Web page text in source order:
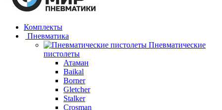
Комплекты
Пневматика
Пневматические
пистолеты
Атаман
Baikal
Borner
Gletcher
Stalker
Crosman